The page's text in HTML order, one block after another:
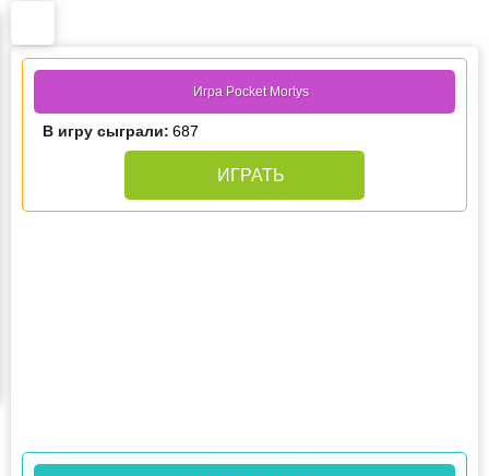
Игра Pocket Mortys
В игру сыграли: 687
ИГРАТЬ